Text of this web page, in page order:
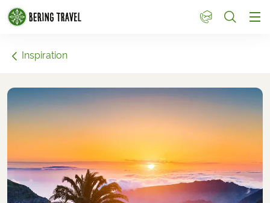
1
Inspiration